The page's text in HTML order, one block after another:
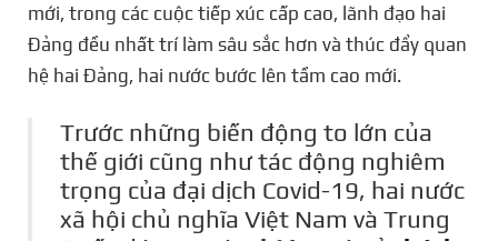
mới, trong các cuộc tiếp xúc cấp cao, lãnh đạo hai
Đảng đều nhất trí làm sâu sắc hơn và thúc đẩy quan
hệ hai Đảng, hai nước bước lên tầm cao mới.
Trước những biến động to lớn của
thế giới cũng như tác động nghiêm
trọng của đại dịch Covid-19, hai nước
xã hội chủ nghĩa Việt Nam và Trung